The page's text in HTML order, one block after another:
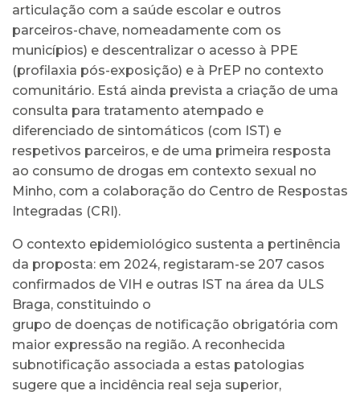
articulação com a saúde escolar e outros
parceiros-chave, nomeadamente com os
municípios) e descentralizar o acesso à PPE
(profilaxia pós-exposição) e à PrEP no contexto
comunitário. Está ainda prevista a criação de uma
consulta para tratamento atempado e
diferenciado de sintomáticos (com IST) e
respetivos parceiros, e de uma primeira resposta
ao consumo de drogas em contexto sexual no
Minho, com a colaboração do Centro de Respostas
Integradas (CRI).
O contexto epidemiológico sustenta a pertinência
da proposta: em 2024, registaram-se 207 casos
confirmados de VIH e outras IST na área da ULS
Braga, constituindo o
grupo de doenças de notificação obrigatória com
maior expressão na região. A reconhecida
subnotificação associada a estas patologias
sugere que a incidência real seja superior,